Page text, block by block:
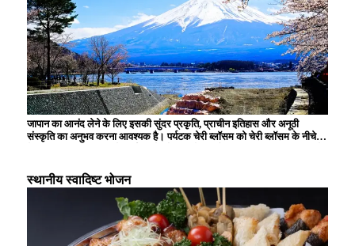
जापान का आनंद लेने के लिए इसकी सुंदर प्रकृति, प्राचीन इतिहास और अनूठी
संस्कृति का अनुभव करना आवश्यक है। पर्यटक चेरी ब्लॉसम को चेरी ब्लॉसम के नीचे
मंत्रमुग्ध हो जाते हैं। आधुनिक एनीमे और तकनीक भी जापान के अद्वितीय आकर्षण का
हिस्सा हैं।
स्थानीय स्वादिष्ट भोजन